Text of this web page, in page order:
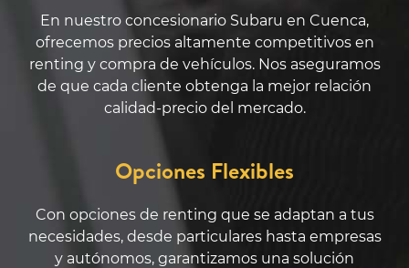
En nuestro concesionario Subaru en Cuenca,
ofrecemos precios altamente competitivos en
renting y compra de vehículos. Nos aseguramos
de que cada cliente obtenga la mejor relación
calidad-precio del mercado.
Opciones Flexibles
Con opciones de renting que se adaptan a tus
necesidades, desde particulares hasta empresas
y autónomos, garantizamos una solución